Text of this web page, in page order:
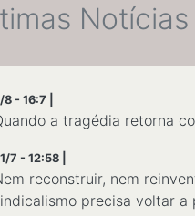
Notícias
8 - 16:7 |
a tragédia retorna
7 - 12:58 |
reconstruir, nem
precisa voltar a